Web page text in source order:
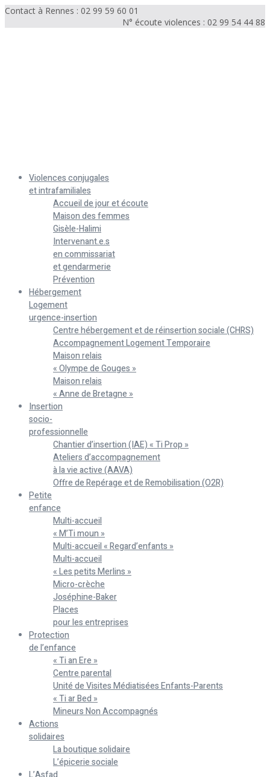
Contact à Rennes : 02 99 59 60 01
N° écoute violences : 02 99 54 44 88
Violences conjugales
et intrafamiliales
Accueil de jour et écoute
Maison des femmes
Gisèle-Halimi
Intervenant.e.s
en commissariat
et gendarmerie
Prévention
Hébergement
Logement
urgence-insertion
Centre hébergement et de réinsertion sociale (CHRS)
Accompagnement Logement Temporaire
Maison relais
« Olympe de Gouges »
Maison relais
« Anne de Bretagne »
Insertion
socio-
professionnelle
Chantier d’insertion (IAE) « Ti Prop »
Ateliers d’accompagnement
à la vie active (AAVA)
Offre de Repérage et de Remobilisation (O2R)
Petite
enfance
Multi-accueil
« M’Ti moun »
Multi-accueil « Regard’enfants »
Multi-accueil
« Les petits Merlins »
Micro-crèche
Joséphine-Baker
Places
pour les entreprises
Protection
de l’enfance
« Ti an Ere »
Centre parental
Unité de Visites Médiatisées Enfants-Parents
« Ti ar Bed »
Mineurs Non Accompagnés
Actions
solidaires
La boutique solidaire
L’épicerie sociale